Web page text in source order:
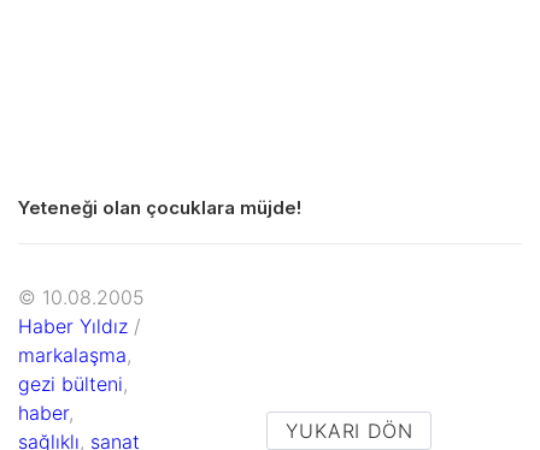
Yeteneği olan çocuklara müjde!
© 10.08.2005
Haber Yıldız /
markalaşma,
gezi bülteni,
haber,
sağlıklı, sanat YUKARI DÖN